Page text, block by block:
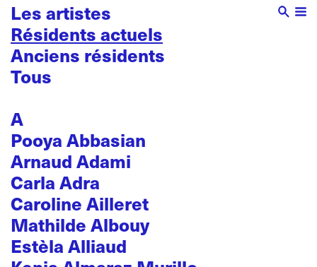
Les artistes
Résidents actuels
Anciens résidents
Tous
A
Pooya Abbasian
Arnaud Adami
Carla Adra
Caroline Ailleret
Mathilde Albouy
Estèla Alliaud